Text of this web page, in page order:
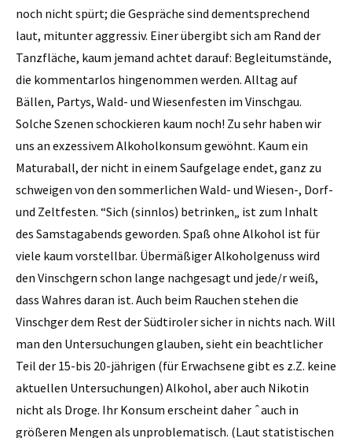
noch nicht spürt; die Gespräche sind dementsprechend
laut, mitunter aggressiv. Einer übergibt sich am Rand der
Tanzfläche, kaum jemand achtet darauf: Begleitumstände,
die kommentarlos hingenommen werden. Alltag auf
Bällen, Partys, Wald- und Wiesenfesten im Vinschgau.
Solche Szenen schockieren kaum noch! Zu sehr haben wir
uns an exzessivem Alkoholkonsum gewöhnt. Kaum ein
Maturaball, der nicht in einem Saufgelage endet, ganz zu
schweigen von den sommerlichen Wald- und Wiesen-, Dorf-
und Zeltfesten. “Sich (sinnlos) betrinken„ ist zum Inhalt
des Samstagabends geworden. Spaß ohne Alkohol ist für
viele kaum vorstellbar. Übermäßiger Alkoholgenuss wird
den Vinschgern schon lange nachgesagt und jede/r weiß,
dass Wahres daran ist. Auch beim Rauchen stehen die
Vinschger dem Rest der Südtiroler sicher in nichts nach. Will
man den Untersuchungen glauben, sieht ein beachtlicher
Teil der 15-bis 20-jährigen (für Erwachsene gibt es z.Z. keine
aktuellen Untersuchungen) Alkohol, aber auch Nikotin
nicht als Droge. Ihr Konsum erscheint daher ˆauch in
größeren Mengen als unproblematisch. (Laut statistischen